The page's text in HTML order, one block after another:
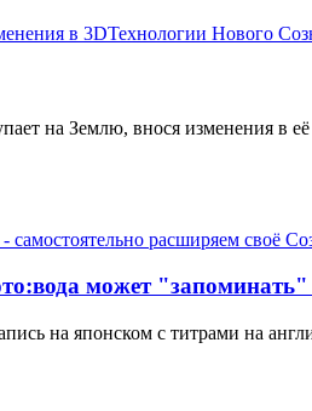
в 3DТехнологии Нового
на Землю, внося изменения в её
самостоятельно расширяем своё
может
на японском с титрами на